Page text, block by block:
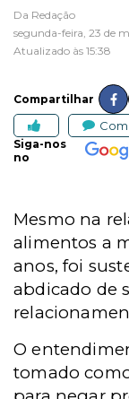
Da Redação
segunda-feira, 23 de
Atualizado às 15:38
Compartilhar
Siga-nos
no
Mesmo na
alimentos a
anos, foi
abdicado de
O
tomado